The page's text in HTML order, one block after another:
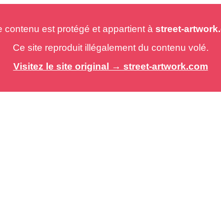
est protégé et appartient à street-
Ce site reproduit illégalement du contenu volé.
Visitez le site original → street-artwork.com